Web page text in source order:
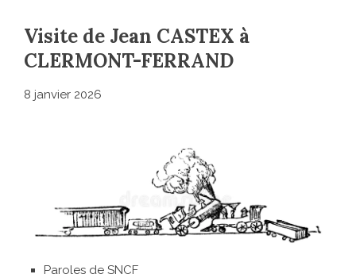
Visite de Jean CASTEX à
CLERMONT-FERRAND
8 janvier 2026
Paroles de SNCF